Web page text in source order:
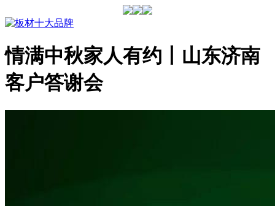
情满中秋家人有约丨山东济南
客户答谢会